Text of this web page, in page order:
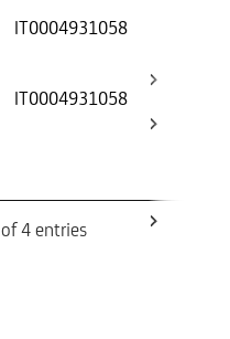
IT0004931058
IT0004931058
4 entries